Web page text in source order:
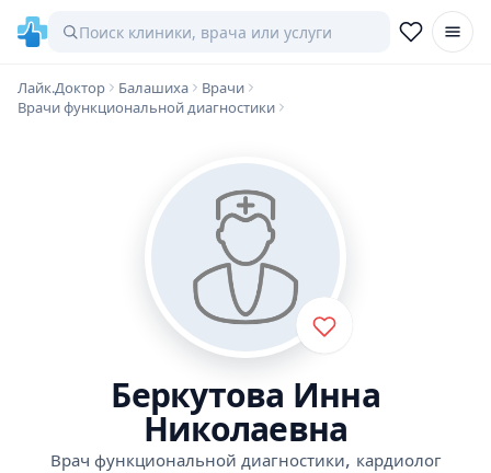
Лайк.Доктор Балашиха
Врачи
Врачи функциональной диагностики
Беркутова Инна
Николаевна
Врач функциональной диагностики, кардиолог